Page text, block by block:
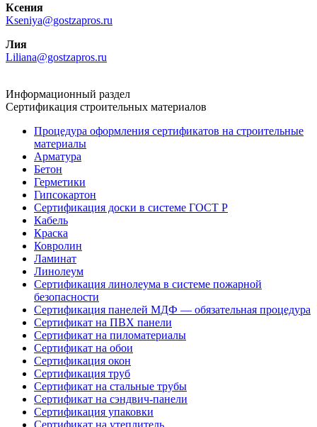
Ксения
Kseniya@gostzapros.ru
Лия
Liliana@gostzapros.ru
Информационный раздел
Сертификация строительных материалов
Процедура оформления сертификатов на строительные
материалы
Арматура
Бетон
Герметики
Гипсокартон
Сертификация доски в системе ГОСТ Р
Кабель
Краска
Ковролин
Ламинат
Линолеум
Сертификация линолеума в системе пожарной
безопасности
Сертификация панелей МДФ — обязательная процедура
Сертификат на ПВХ панели
Сертификат на пиломатериалы
Сертификат на обои
Сертификация окон
Сертификация труб
Сертификат на стальные трубы
Сертификат на сэндвич-панели
Сертификация упаковки
Сертификат на утеплитель